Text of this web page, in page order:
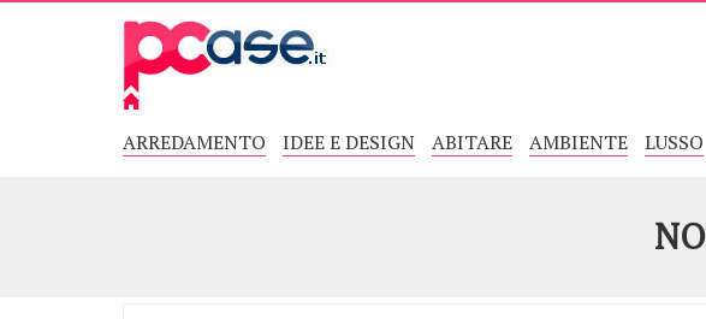
ARREDAMENTO IDEE E DESIGN ABITARE AMBIENTE LUSSO